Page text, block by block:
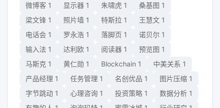
微博客 1 显示器 1 朱啸虎 1 桑基图 1
梁文锋 1 照片墙 1 特斯拉 1 王慧文 1
电话会 1 罗永浩 1 落脚页 1 诺贝尔 1
输入法 1 达利欧 1 阅读器 1 预览图 1
马斯克 1 黄仁勋 1 Blockchain 1 中美关系 1
产品经理 1 任务管理 1 名创优品 1 图片压缩 1
字节跳动 1 心理咨询 1 投资策略 1 数据分析 1